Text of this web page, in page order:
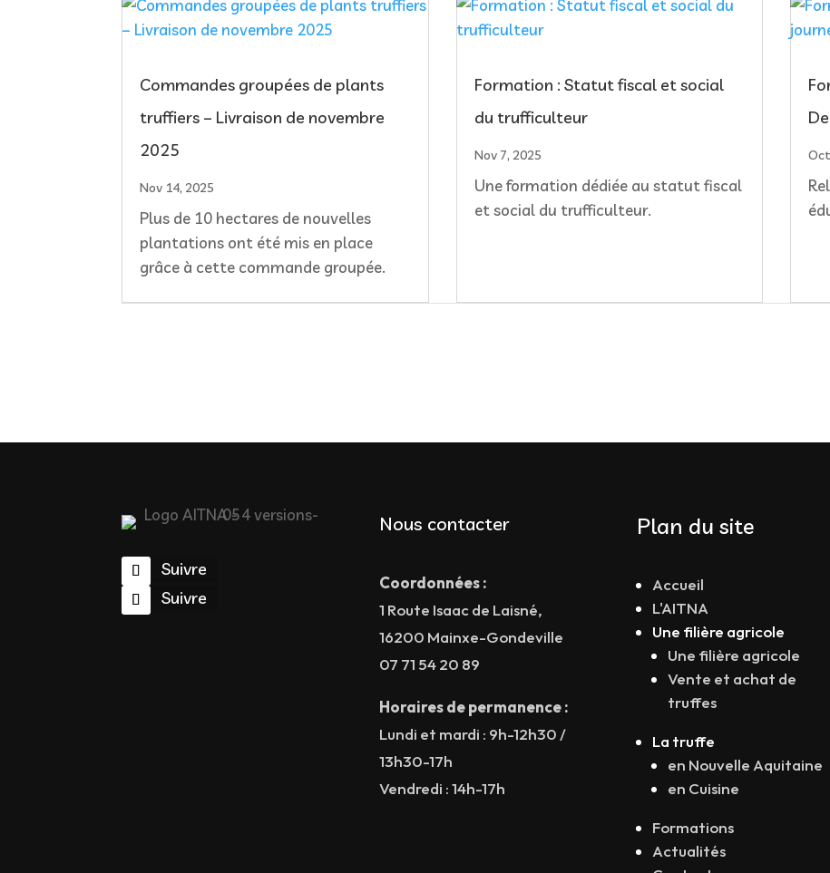
Commandes groupées de plants
truffiers – Livraison de novembre
2025
Nov 14, 2025
Plus de 10 hectares de nouvelles
plantations ont été mis en place
grâce à cette commande groupée.
Formation : Statut fiscal et social
du trufficulteur
Nov 7, 2025
Une formation dédiée au statut fiscal
et social du trufficulteur.
Suivre
Suivre
Nous contacter
Coordonnées :
1 Route Isaac de Laisné,
16200 Mainxe-Gondeville
07 71 54 20 89
Horaires de permanence :
Lundi et mardi : 9h-12h30 /
13h30-17h
Vendredi : 14h-17h
Plan du site
Accueil
L'AITNA
Une filière agricole
Une filière agricole
Vente et achat de
truffes
La truffe
en Nouvelle Aquitaine
en Cuisine
Formations
Actualités